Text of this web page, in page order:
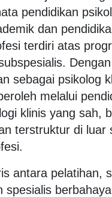
pendidikan
dan
terdiri atas
sebagai psikolog
melalui
klinis yang sah,
terstruktur di luar
antara pelatihan,
spesialis